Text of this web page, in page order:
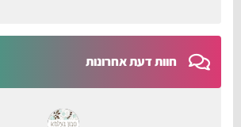
חוות דעת אחרונות